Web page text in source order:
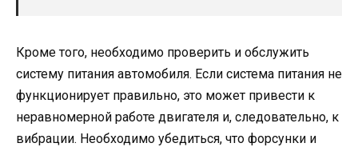
Кроме того, необходимо проверить и обслужить
систему питания автомобиля. Если система питания не
функционирует правильно, это может привести к
неравномерной работе двигателя и, следовательно, к
вибрации. Необходимо убедиться, что форсунки и